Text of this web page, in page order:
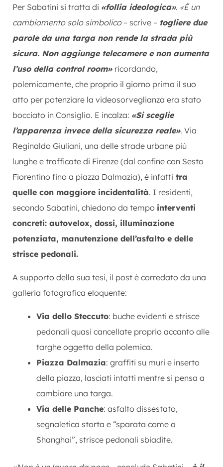
Per Sabatini si tratta di «follia ideologica». «È un
cambiamento solo simbolico– scrive – togliere due
parole da una targa non rende la strada più
sicura. Non aggiunge telecamere e non aumenta
l’uso della control room» ricordando,
polemicamente, che proprio il giorno prima il suo
atto per potenziare la videosorveglianza era stato
bocciato in Consiglio. E incalza: «Si sceglie
l’apparenza invece della sicurezza reale». Via
Reginaldo Giuliani, una delle strade urbane più
lunghe e trafficate di Firenze (dal confine con Sesto
Fiorentino fino a piazza Dalmazia), è infatti tra
quelle con maggiore incidentalità. I residenti,
secondo Sabatini, chiedono da tempo interventi
concreti: autovelox, dossi, illuminazione
potenziata, manutenzione dell’asfalto e delle
strisce pedonali.
A supporto della sua tesi, il post è corredato da una
galleria fotografica eloquente:
Via dello Steccuto: buche evidenti e strisce
pedonali quasi cancellate proprio accanto alle
targhe oggetto della polemica.
Piazza Dalmazia: graffiti su muri e inserto
della piazza, lasciati intatti mentre si pensa a
cambiare una targa.
Via delle Panche: asfalto dissestato,
segnaletica storta e “sparata come a
Shanghai”, strisce pedonali sbiadite.